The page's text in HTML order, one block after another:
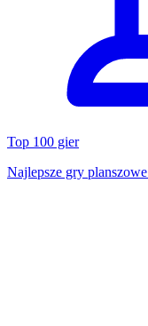
Top 100 gier
Najlepsze gry